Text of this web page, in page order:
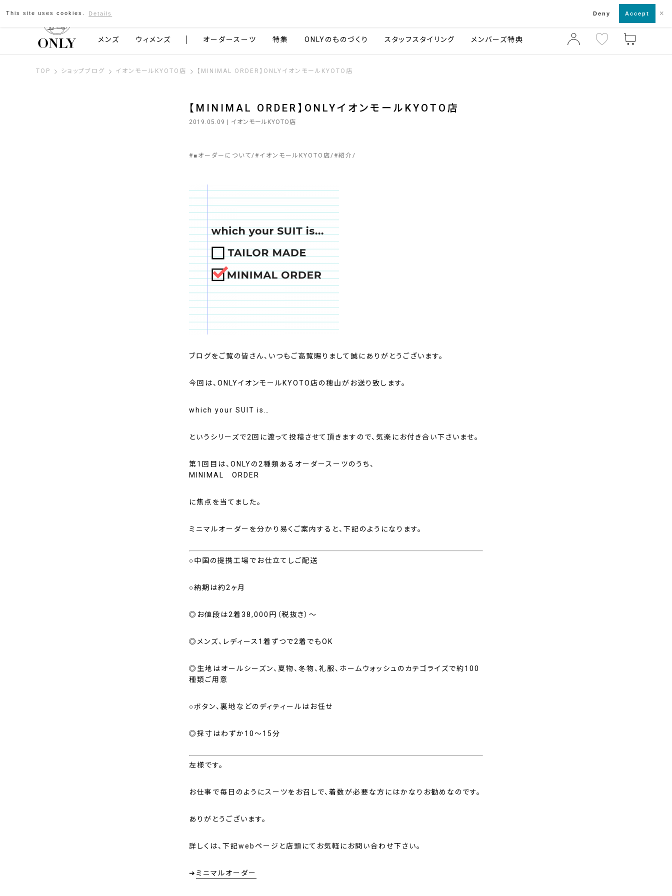
京都発のスーツブランド ONLY 店舗一覧・来店予約
メンズ ウィメンズ オーダースーツ 特集 ONLYのものづくり スタッフスタイリング メンバーズ特典
TOP ショップブログ イオンモールKYOTO店 【MINIMAL ORDER】ONLYイオンモールKYOTO店
【MINIMAL ORDER】ONLYイオンモールKYOTO店
2019.05.09 | イオンモールKYOTO店
#■オーダーについて #イオンモールKYOTO店 #紹介
ブログをご覧の皆さん、いつもご高覧賜りまして誠にありがとうございます。
今回は、ONLYイオンモールKYOTO店の穂山がお送り致します。
which your SUIT is…
というシリーズで2回に渡って投稿させて頂きますので、気楽にお付き合い下さいませ。
第1回目は、ONLYの2種類あるオーダースーツのうち、
MINIMAL ORDER
に焦点を当てました。
ミニマルオーダーを分かり易くご案内すると、下記のようになります。
○中国の提携工場でお仕立てしご配送
○納期は約2ヶ月
◎お値段は2着38,000円（税抜き）～
◎メンズ、レディース1着ずつで2着でもOK
◎生地はオールシーズン、夏物、冬物、礼服、ホームウォッシュのカテゴライズで約100
種類ご用意
○ボタン、裏地などのディティールはお任せ
◎採寸はわずか10～15分
左様です。
お仕事で毎日のようにスーツをお召しで、着数が必要な方にはかなりお勧めなのです。
ありがとうございます。
詳しくは、下記webページと店頭にてお気軽にお問い合わせ下さい。
➔ ミニマルオーダー
This site uses cookies. Details Deny Accept ×